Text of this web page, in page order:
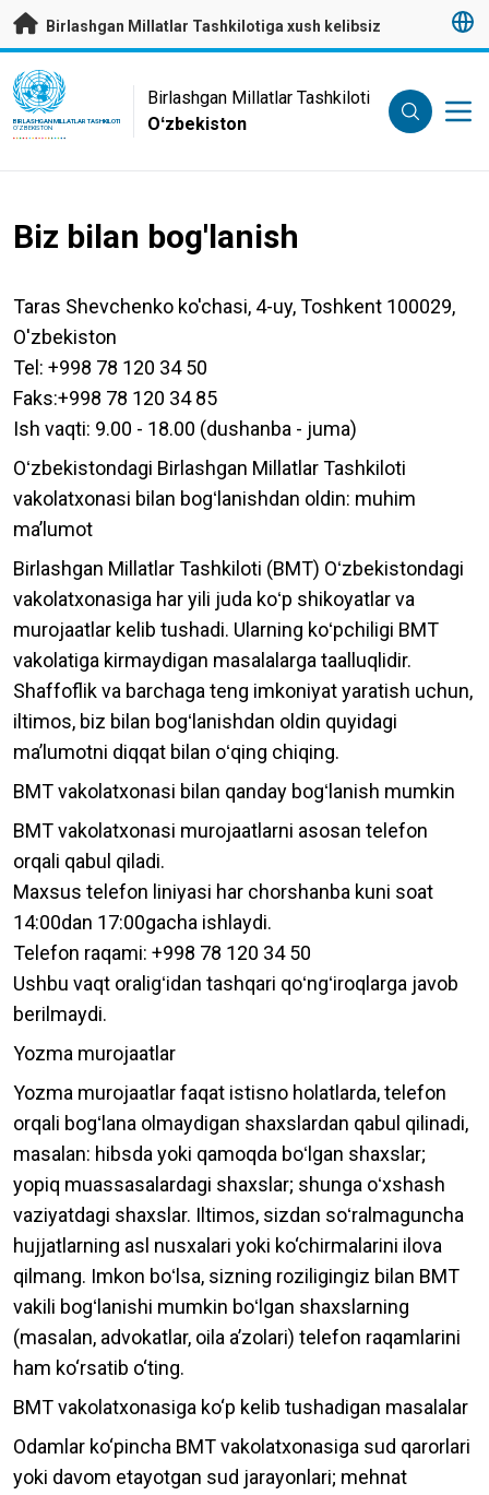
Asosiy mundarijaga
Birlashgan Millatlar Tashkilotiga xush kelibsiz
UN Logo
BIRLASHGAN MILLATLAR TASHKILOTI
OʻZBEKISTON
Birlashgan Millatlar Tashkiloti
Oʻzbekiston
Biz bilan bog'lanish
Taras Shevchenko ko'chasi, 4-uy, Toshkent 100029,
O'zbekiston
Tel: +998 78 120 34 50
Faks:+998 78 120 34 85
Ish vaqti: 9.00 - 18.00 (dushanba - juma)
Oʻzbekistondagi Birlashgan Millatlar Tashkiloti
vakolatxonasi bilan bogʻlanishdan oldin: muhim
maʼlumot
Birlashgan Millatlar Tashkiloti (BMT) Oʻzbekistondagi
vakolatxonasiga har yili juda koʻp shikoyatlar va
murojaatlar kelib tushadi. Ularning koʻpchiligi BMT
vakolatiga kirmaydigan masalalarga taalluqlidir.
Shaffoflik va barchaga teng imkoniyat yaratish uchun,
iltimos, biz bilan bogʻlanishdan oldin quyidagi
maʼlumotni diqqat bilan oʻqing chiqing.
BMT vakolatxonasi bilan qanday bogʻlanish mumkin
BMT vakolatxonasi murojaatlarni asosan telefon
orqali qabul qiladi.
Maxsus telefon liniyasi har chorshanba kuni soat
14:00dan 17:00gacha ishlaydi.
Telefon raqami: +998 78 120 34 50
Ushbu vaqt oraligʻidan tashqari qoʻngʻiroqlarga javob
berilmaydi.
Yozma murojaatlar
Yozma murojaatlar faqat istisno holatlarda, telefon
orqali bogʻlana olmaydigan shaxslardan qabul qilinadi,
masalan: hibsda yoki qamoqda boʻlgan shaxslar;
yopiq muassasalardagi shaxslar; shunga oʻxshash
vaziyatdagi shaxslar. Iltimos, sizdan soʻralmaguncha
hujjatlarning asl nusxalari yoki ko‘chirmalarini ilova
qilmang. Imkon boʻlsa, sizning roziligingiz bilan BMT
vakili bogʻlanishi mumkin boʻlgan shaxslarning
(masalan, advokatlar, oila aʼzolari) telefon raqamlarini
ham ko‘rsatib o‘ting.
BMT vakolatxonasiga ko‘p kelib tushadigan masalalar
Odamlar ko‘pincha BMT vakolatxonasiga sud qarorlari
yoki davom etayotgan sud jarayonlari; mehnat